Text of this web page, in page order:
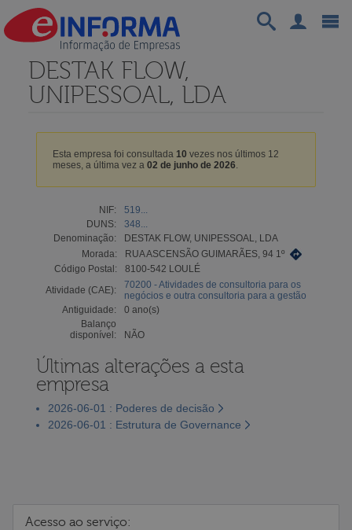
DESTAK FLOW,
UNIPESSOAL, LDA
Esta empresa foi consultada 10 vezes nos últimos 12
meses, a última vez a 02 de junho de 2026.
NIF:
519...
DUNS:
348...
Denominação:
DESTAK FLOW, UNIPESSOAL, LDA
Morada:
RUA ASCENSÃO GUIMARÃES, 94 1º
Código Postal:
8100-542 LOULÉ
Atividade (CAE):
70200 - Atividades de consultoria para os
negócios e outra consultoria para a gestão
Antiguidade:
0 ano(s)
Balanço
disponível:
NÃO
Últimas alterações a esta
empresa
2026-06-01 : Poderes de decisão
2026-06-01 : Estrutura de Governance
Acesso ao serviço: